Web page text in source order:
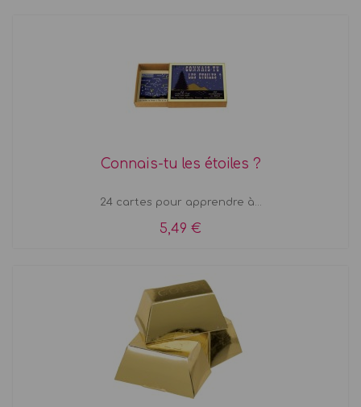
Connais-tu les étoiles ?
24 cartes pour apprendre à...
5,49 €